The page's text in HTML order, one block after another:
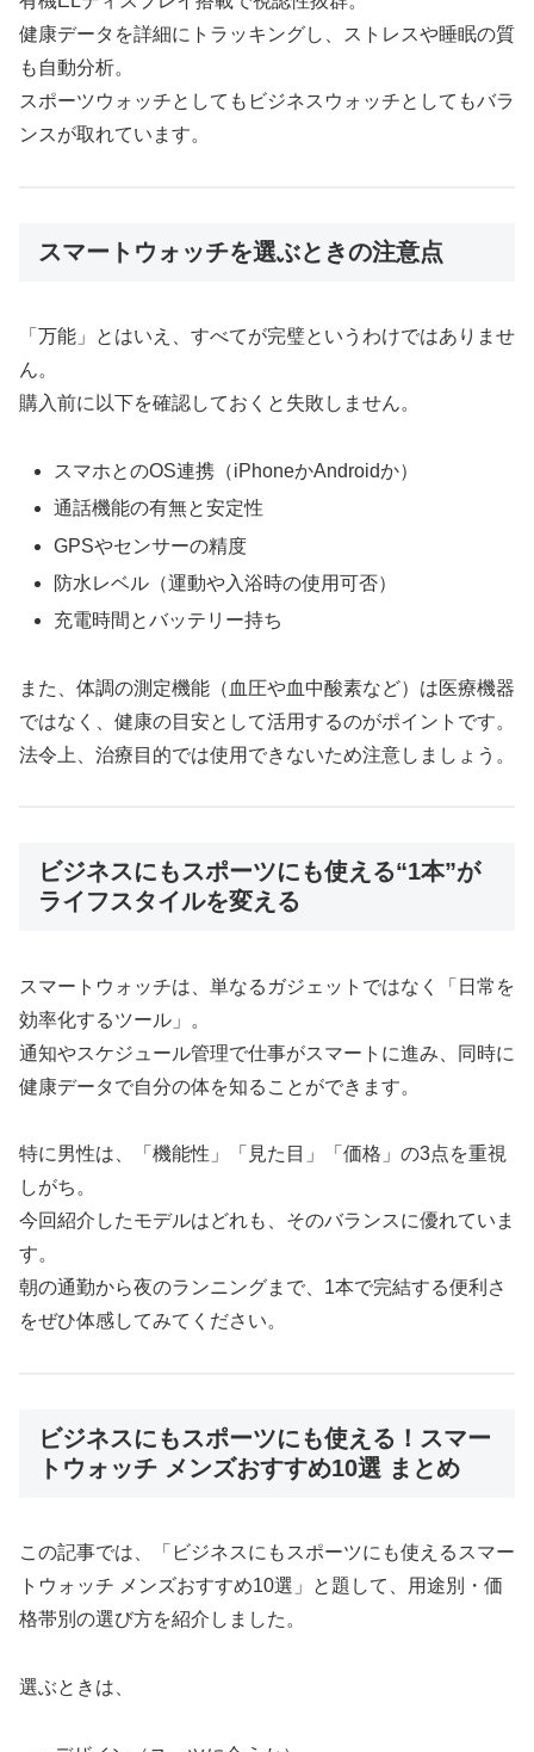
健康データを詳細にトラッキングし、ストレスや睡眠の質
も自動分析。
スポーツウォッチとしてもビジネスウォッチとしてもバラ
ンスが取れています。
スマートウォッチを選ぶときの注意点
「万能」とはいえ、すべてが完璧というわけではありませ
ん。
購入前に以下を確認しておくと失敗しません。
スマホとのOS連携（iPhoneかAndroidか）
通話機能の有無と安定性
GPSやセンサーの精度
防水レベル（運動や入浴時の使用可否）
充電時間とバッテリー持ち
また、体調の測定機能（血圧や血中酸素など）は医療機器
ではなく、健康の目安として活用するのがポイントです。
法令上、治療目的では使用できないため注意しましょう。
ビジネスにもスポーツにも使える“1本”が
ライフスタイルを変える
スマートウォッチは、単なるガジェットではなく「日常を
効率化するツール」。
通知やスケジュール管理で仕事がスマートに進み、同時に
健康データで自分の体を知ることができます。
特に男性は、「機能性」「見た目」「価格」の3点を重視
しがち。
今回紹介したモデルはどれも、そのバランスに優れていま
す。
朝の通勤から夜のランニングまで、1本で完結する便利さ
をぜひ体感してみてください。
ビジネスにもスポーツにも使える！スマー
トウォッチ メンズおすすめ10選 まとめ
この記事では、「ビジネスにもスポーツにも使えるスマー
トウォッチ メンズおすすめ10選」と題して、用途別・価
格帯別の選び方を紹介しました。
選ぶときは、